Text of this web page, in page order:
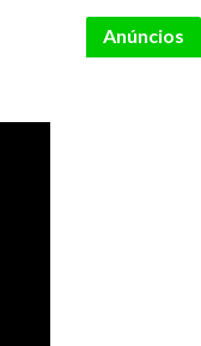
Anúncios